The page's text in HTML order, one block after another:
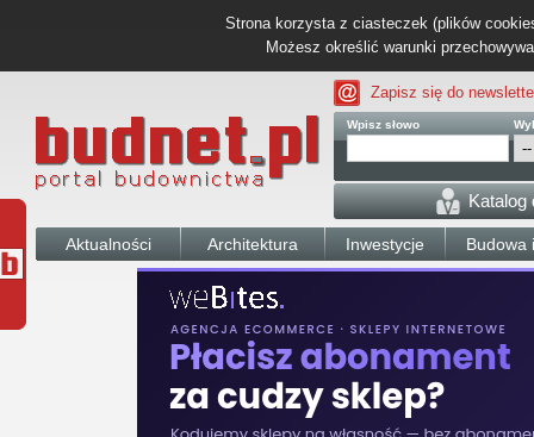
Strona korzysta z ciasteczek (plików
Możesz określić warunki
Zapisz się do
Wpisz słowo
Katalog
Aktualności Architektura Inwestycje Budowa